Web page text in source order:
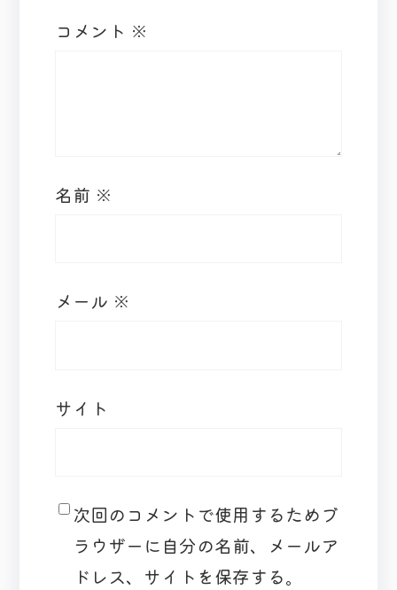
コメント ※
名前 ※
メール ※
サイト
次回のコメントで使用するためブ
ラウザーに自分の名前、メールア
ドレス、サイトを保存する。